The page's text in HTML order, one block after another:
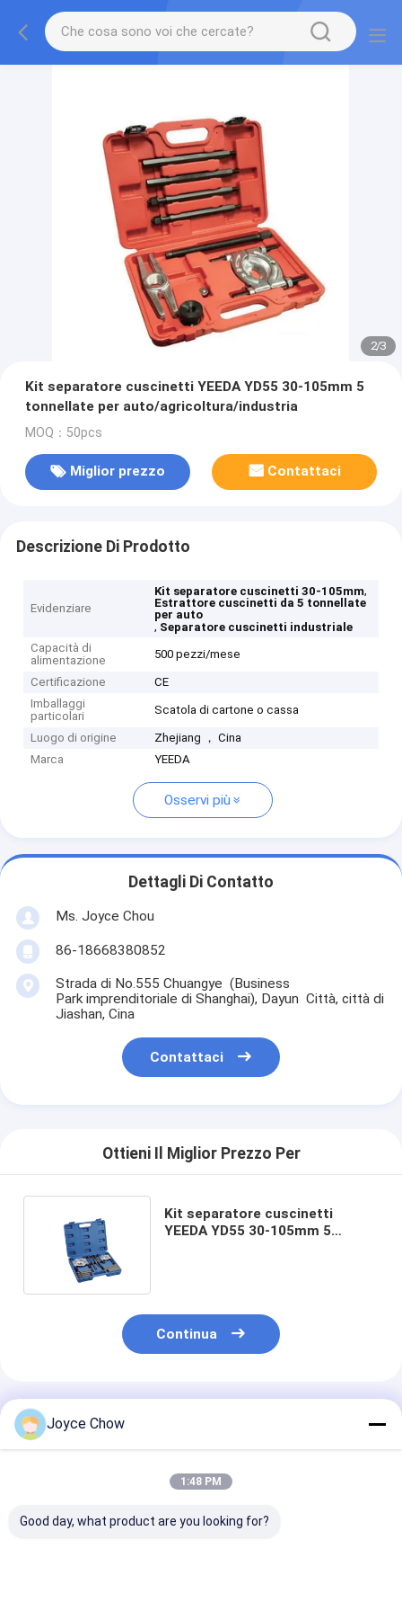
2/3
Kit separatore cuscinetti YEEDA YD55 30-105mm 5
tonnellate per auto/agricoltura/industria
MOQ：50pcs
Miglior prezzo Contattaci
Descrizione Di Prodotto
Evidenziare
Kit separatore cuscinetti 30-105mm,
Estrattore cuscinetti da 5 tonnellate
per auto
, Separatore cuscinetti industriale
Capacità di
alimentazione
500 pezzi/mese
Certificazione
CE
Imballaggi
particolari
Scatola di cartone o cassa
Luogo di origine
Zhejiang ， Cina
Marca
YEEDA
Osservi più
Dettagli Di Contatto
Ms. Joyce Chou
86-18668380852
Strada di No.555 Chuangye (Business
Park imprenditoriale di Shanghai), Dayun Città, città di
Jiashan, Cina
Contattaci
Ottieni Il Miglior Prezzo Per
Kit separatore cuscinetti
YEEDA YD55 30-105mm 5
Continua
Prodotti Raccomandati
Joyce Chow
1:48 PM
Good day, what product are you looking for?